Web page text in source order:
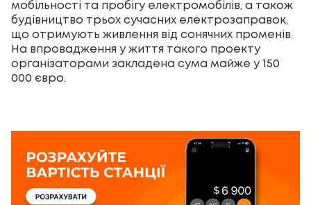
мобільності та пробігу електромобілів, а також
будівництво трьох сучасних електрозаправок,
що отримують живлення від сонячних променів.
На впровадження у життя такого проекту
організаторами закладена сума майже у 150
000 євро.